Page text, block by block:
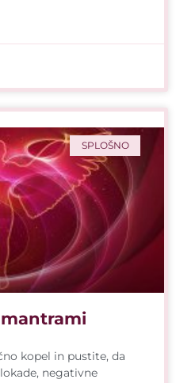
SPLOŠNO
kopel in pustite, da
negativne